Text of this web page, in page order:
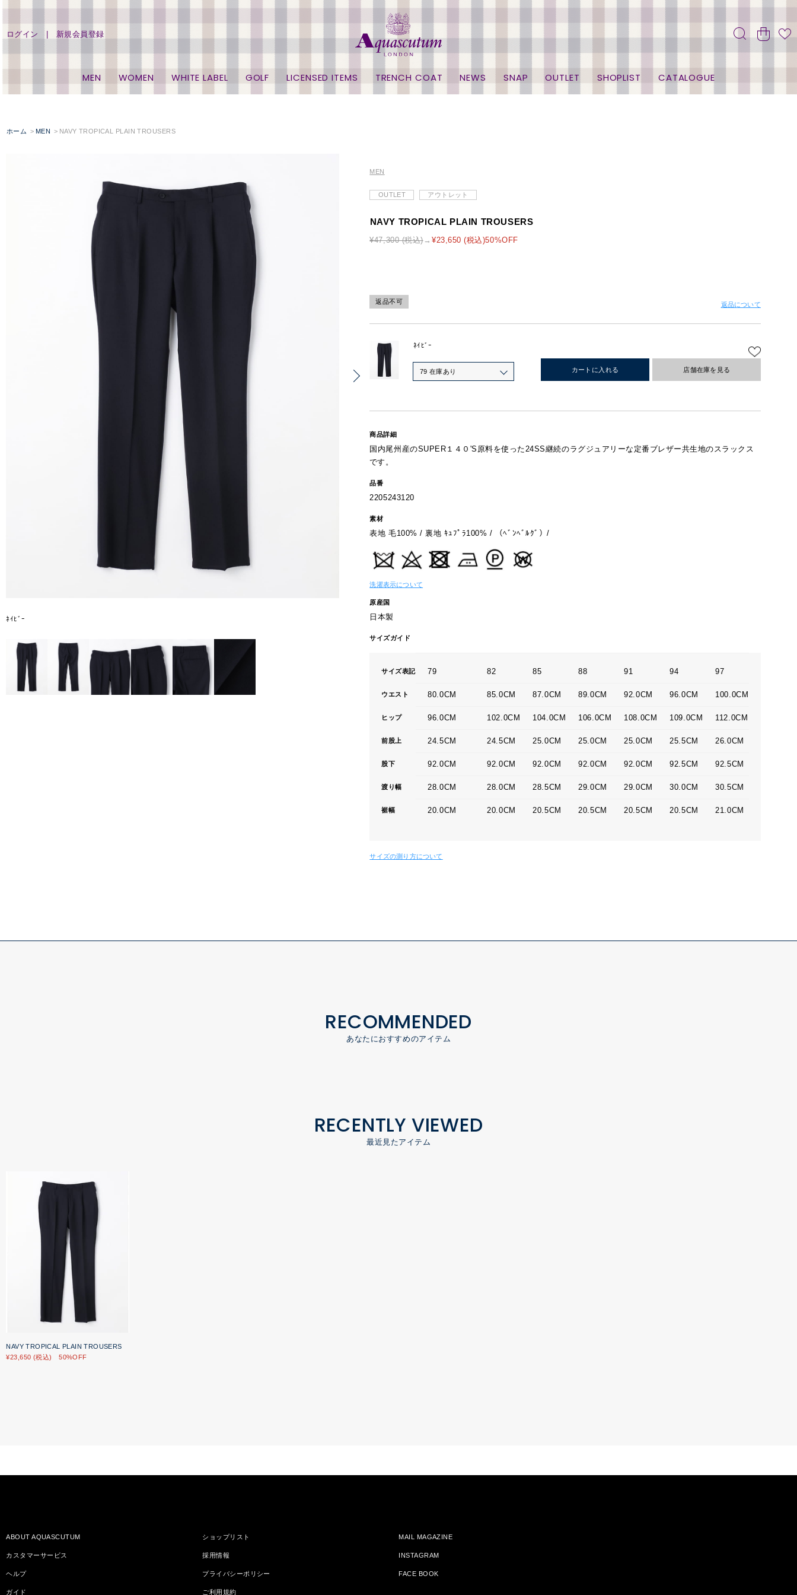
ログイン 新規会員登録
MEN WOMEN WHITE LABEL GOLF LICENSED ITEMS TRENCH COAT NEWS SNAP OUTLET SHOPLIST CATALOGUE
ホーム MEN NAVY TROPICAL PLAIN TROUSERS
ﾈｲﾋﾞｰ
MEN
OUTLET アウトレット
NAVY TROPICAL PLAIN TROUSERS
¥47,300 (税込) ¥23,650 (税込)50%OFF
返品不可 返品について
ﾈｲﾋﾞｰ
79 在庫あり カートに入れる 店舗在庫を見る
商品詳細
国内尾州産のSUPER１４０'S原料を使った24SS継続のラグジュアリーな定番ブレザー共生地のスラックス
です。
品番
2205243120
素材
表地 毛100% / 裏地 ｷｭﾌﾟﾗ100% / （ﾍﾞﾝﾍﾞﾙｸﾞ）/
洗濯表示について
原産国
日本製
サイズガイド
サイズ表記 79 82 85 88 91 94 97
ウエスト 80.0CM 85.0CM 87.0CM 89.0CM 92.0CM 96.0CM 100.0CM
ヒップ 96.0CM 102.0CM 104.0CM 106.0CM 108.0CM 109.0CM 112.0CM
前股上 24.5CM 24.5CM 25.0CM 25.0CM 25.0CM 25.5CM 26.0CM
股下 92.0CM 92.0CM 92.0CM 92.0CM 92.0CM 92.5CM 92.5CM
渡り幅 28.0CM 28.0CM 28.5CM 29.0CM 29.0CM 30.0CM 30.5CM
裾幅 20.0CM 20.0CM 20.5CM 20.5CM 20.5CM 20.5CM 21.0CM
サイズの測り方について
RECOMMENDED
あなたにおすすめのアイテム
RECENTLY VIEWED
最近見たアイテム
NAVY TROPICAL PLAIN TROUSERS
¥23,650 (税込) 50%OFF
ABOUT AQUASCUTUM
カスタマーサービス
ヘルプ
ガイド
ショップリスト
採用情報
プライバシーポリシー
ご利用規約
MAIL MAGAZINE
INSTAGRAM
FACE BOOK